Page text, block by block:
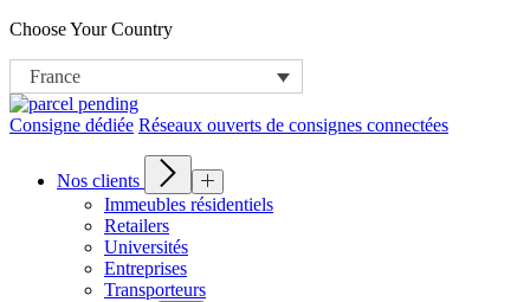
Choose Your Country
France
Consigne dédiée Réseaux ouverts de consignes connectées
Nos clients
Immeubles résidentiels
Retailers
Universités
Entreprises
Transporteurs